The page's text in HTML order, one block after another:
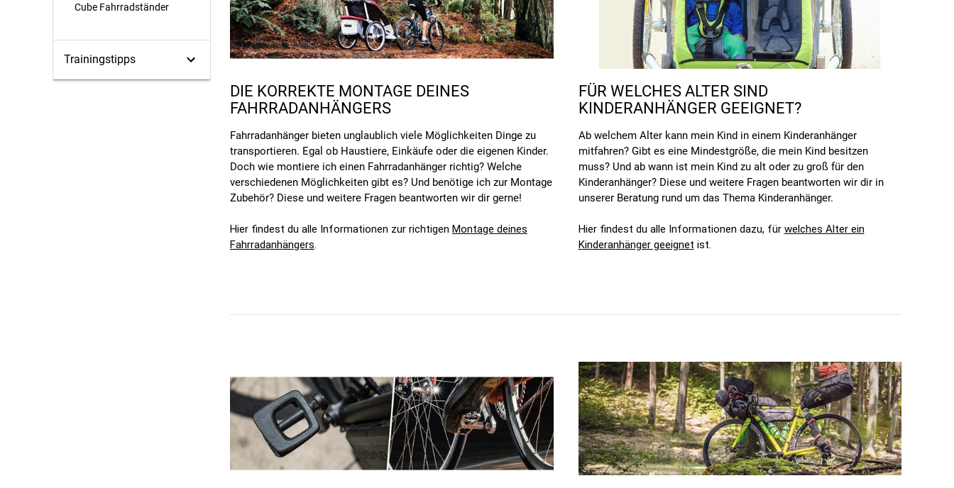
Cube Fahrradständer
Trainingstipps
DIE KORREKTE MONTAGE DEINES
FAHRRADANHÄNGERS
Fahrradanhänger bieten unglaublich viele Möglichkeiten Dinge zu
transportieren. Egal ob Haustiere, Einkäufe oder die eigenen Kinder.
Doch wie montiere ich einen Fahrradanhänger richtig? Welche
verschiedenen Möglichkeiten gibt es? Und benötige ich zur Montage
Zubehör? Diese und weitere Fragen beantworten wir dir gerne!
Hier findest du alle Informationen zur richtigen Montage deines
Fahrradanhängers.
FÜR WELCHES ALTER SIND
KINDERANHÄNGER GEEIGNET?
Ab welchem Alter kann mein Kind in einem Kinderanhänger
mitfahren? Gibt es eine Mindestgröße, die mein Kind besitzen
muss? Und ab wann ist mein Kind zu alt oder zu groß für den
Kinderanhänger? Diese und weitere Fragen beantworten wir dir in
unserer Beratung rund um das Thema Kinderanhänger.
Hier findest du alle Informationen dazu, für welches Alter ein
Kinderanhänger geeignet ist.